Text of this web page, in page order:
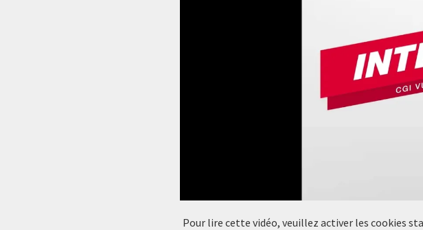
Pour lire cette vidéo, veuillez activer les cookies